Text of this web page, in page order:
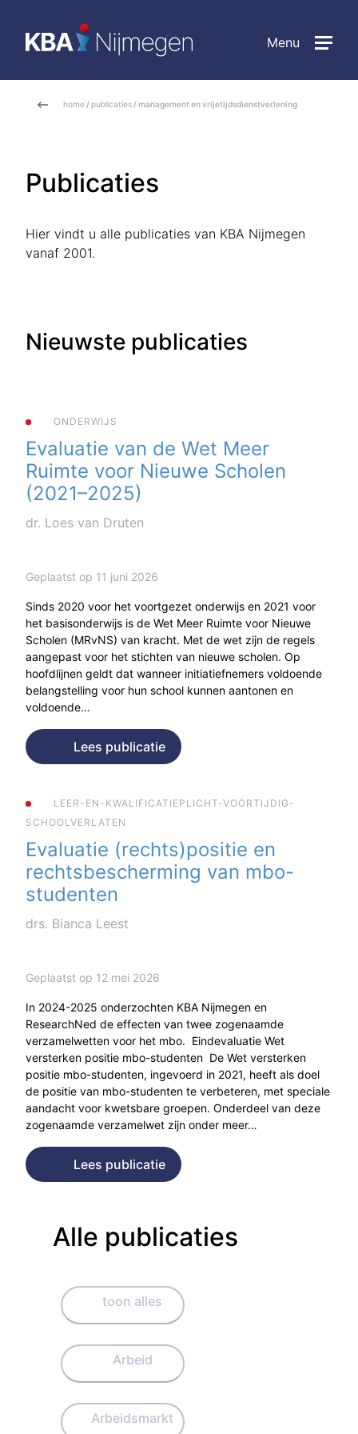
Menu
home / publicaties / management en vrijetijdsdienstverlening
Publicaties
Hier vindt u alle publicaties van KBA Nijmegen
vanaf 2001.
Nieuwste publicaties
ONDERWIJS
Evaluatie van de Wet Meer
Ruimte voor Nieuwe Scholen
(2021–2025)
dr. Loes van Druten
Geplaatst op 11 juni 2026
Sinds 2020 voor het voortgezet onderwijs en 2021 voor
het basisonderwijs is de Wet Meer Ruimte voor Nieuwe
Scholen (MRvNS) van kracht. Met de wet zijn de regels
aangepast voor het stichten van nieuwe scholen. Op
hoofdlijnen geldt dat wanneer initiatiefnemers voldoende
belangstelling voor hun school kunnen aantonen en
voldoende…
Lees publicatie
LEER-EN-KWALIFICATIEPLICHT-VOORTIJDIG-
SCHOOLVERLATEN
Evaluatie (rechts)positie en
rechtsbescherming van mbo-
studenten
drs. Bianca Leest
Geplaatst op 12 mei 2026
In 2024-2025 onderzochten KBA Nijmegen en
ResearchNed de effecten van twee zogenaamde
verzamelwetten voor het mbo. Eindevaluatie Wet
versterken positie mbo-studenten De Wet versterken
positie mbo-studenten, ingevoerd in 2021, heeft als doel
de positie van mbo-studenten te verbeteren, met speciale
aandacht voor kwetsbare groepen. Onderdeel van deze
zogenaamde verzamelwet zijn onder meer…
Lees publicatie
Alle publicaties
toon alles
Arbeid
Arbeidsmarkt